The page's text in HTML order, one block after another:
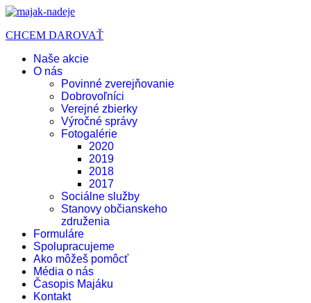
CHCEM DAROVAŤ
Naše akcie
O nás
Povinné zverejňovanie
Dobrovoľníci
Verejné zbierky
Výročné správy
Fotogalérie
2020
2019
2018
2017
Sociálne služby
Stanovy občianskeho
združenia
Formuláre
Spolupracujeme
Ako môžeš pomôcť
Média o nás
Časopis Majáku
Kontakt